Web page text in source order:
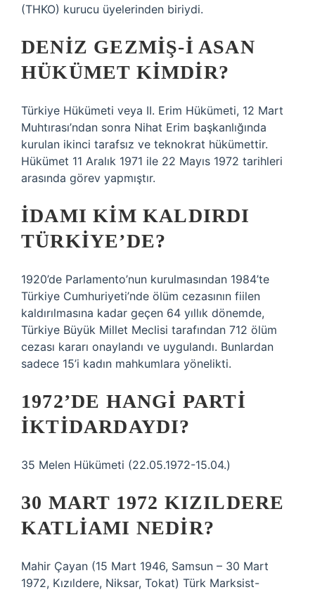
(THKO) kurucu üyelerinden biriydi.
DENIZ GEZMIŞ-I ASAN
HÜKÜMET KIMDIR?
Türkiye Hükümeti veya II. Erim Hükümeti, 12 Mart
Muhtırası’ndan sonra Nihat Erim başkanlığında
kurulan ikinci tarafsız ve teknokrat hükümettir.
Hükümet 11 Aralık 1971 ile 22 Mayıs 1972 tarihleri ​​
arasında görev yapmıştır.
İDAMI KIM KALDIRDI
TÜRKIYE’DE?
1920’de Parlamento’nun kurulmasından 1984’te
Türkiye Cumhuriyeti’nde ölüm cezasının fiilen
kaldırılmasına kadar geçen 64 yıllık dönemde,
Türkiye Büyük Millet Meclisi tarafından 712 ölüm
cezası kararı onaylandı ve uygulandı. Bunlardan
sadece 15’i kadın mahkumlara yönelikti.
1972’DE HANGI PARTI
IKTIDARDAYDI?
35 Melen Hükümeti (22.05.1972-15.04.)
30 MART 1972 KIZILDERE
KATLIAMI NEDIR?
Mahir Çayan (15 Mart 1946, Samsun – 30 Mart
1972, Kızıldere, Niksar, Tokat) Türk Marksist-